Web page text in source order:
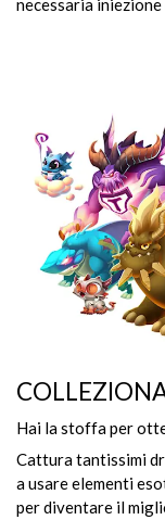
necessaria
Hai la stoffa per
Cattura tantissimi
a usare elementi
per diventare il